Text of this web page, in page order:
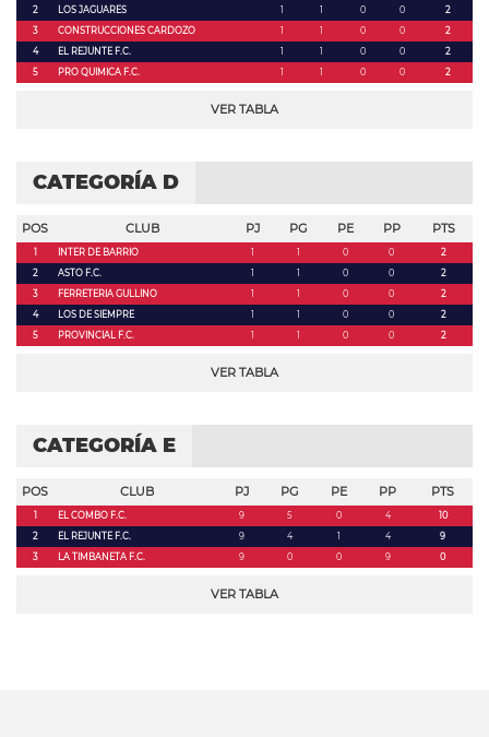
2
LOS JAGUARES 1 1 0 0
2
3
CONSTRUCCIONES CARDOZO 1 1 0 0
2
4
EL REJUNTE F.C. 1 1 0 0
2
5
PRO QUIMICA F.C. 1 1 0 0 2
VER TABLA
CATEGORÍA D
POS CLUB PJ PG PE PP PTS
1 INTER DE BARRIO 1 1 0 0
2
2
ASTO F.C. 1 1 0 0
2
3
FERRETERIA GULLINO 1 1 0 0
2
4
LOS DE SIEMPRE 1 1 0 0
2
5
PROVINCIAL F.C. 1 1 0 0 2
VER TABLA
CATEGORÍA E
POS CLUB PJ PG PE PP PTS
1 EL COMBO F.C. 9 5 0 4
10
2
EL REJUNTE F.C. 9 4 1 4
9
3
LA TIMBANETA F.C. 9 0 0 9 0
VER TABLA